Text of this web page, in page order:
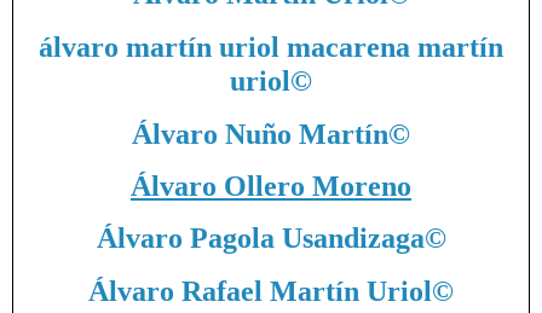
álvaro martín uriol macarena martín
uriol©
Álvaro Nuño Martín©
Álvaro Ollero Moreno
Álvaro Pagola Usandizaga©
Álvaro Rafael Martín Uriol©